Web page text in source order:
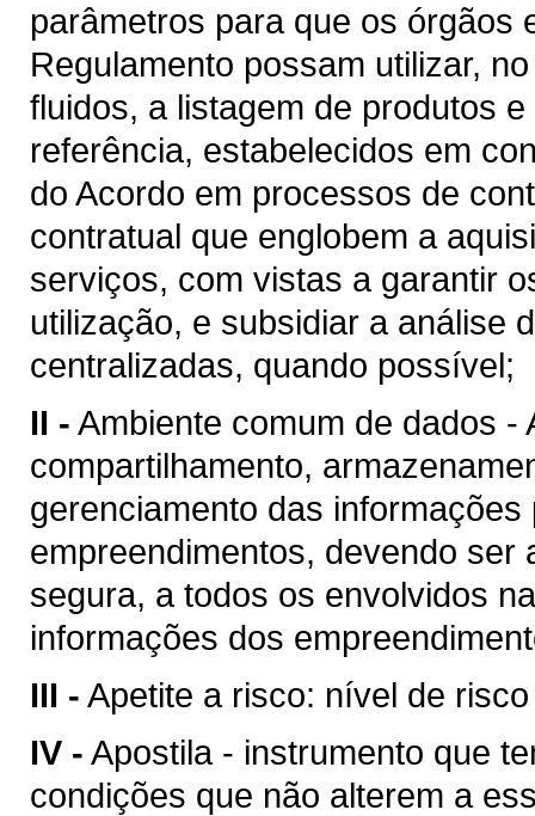
parâmetros para que os órgãos
Regulamento possam utilizar,
fluidos, a listagem de produtos
referência, estabelecidos em
do Acordo em processos de
contratual que englobem a
serviços, com vistas a garantir
utilização, e subsidiar a análise
centralizadas, quando possível;
II - Ambiente comum de dados
compartilhamento,
gerenciamento das
empreendimentos, devendo
segura, a todos os envolvidos
informações dos
III - Apetite a risco: nível de
IV - Apostila - instrumento que
condições que não alterem a